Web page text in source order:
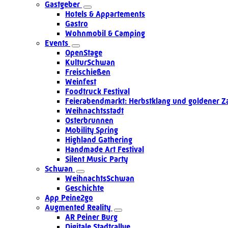
Gastgeber
Hotels & Appartements
Gastro
Wohnmobil & Camping
Events
OpenStage
KulturSchwan
Freischießen
Weinfest
Foodtruck Festival
Feierabendmarkt: Herbstklang und goldener
Weihnachtsstadt
Osterbrunnen
Mobility Spring
Highland Gathering
Handmade Art Festival
Silent Music Party
Schwan
WeihnachtsSchwan
Geschichte
App Peine2go
Augmented Reality
AR Peiner Burg